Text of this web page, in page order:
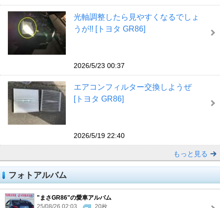
光軸調整したら見やすくなるでしょ
うが!! [トヨタ GR86]
2026/5/23 00:37
エアコンフィルター交換しようぜ
[トヨタ GR86]
2026/5/19 22:40
もっと見る
フォトアルバム
"まさGR86"の愛車アルバム
25/08/26 02:03
20枚